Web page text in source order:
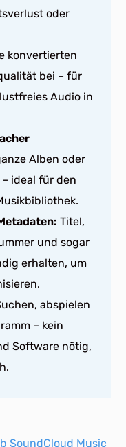
oder
konvertierten
bei – für
Audio in
Alben oder
ideal für den
Titel,
und sogar
erhalten, um
abspielen
– kein
Software nötig,
SoundCloud Music